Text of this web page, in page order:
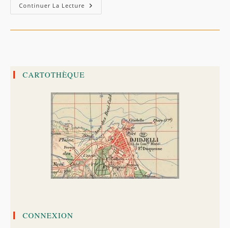
Continuer La Lecture La
Ville
CARTOTHÈQUE
CONNEXION